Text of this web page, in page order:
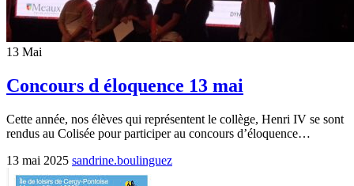
13 Mai
Concours d éloquence 13 mai
Cette année, nos élèves qui représentent le collège, Henri IV se sont
rendus au Colisée pour participer au concours d’éloquence…
13 mai 2025 sandrine.boulinguez